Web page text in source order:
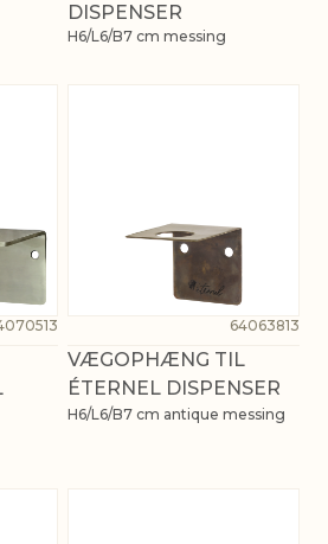
DISPENSER
H6/L6/B7 cm messing
64063813
VÆGOPHÆNG TIL
ÉTERNEL DISPENSER
H6/L6/B7 cm antique messing